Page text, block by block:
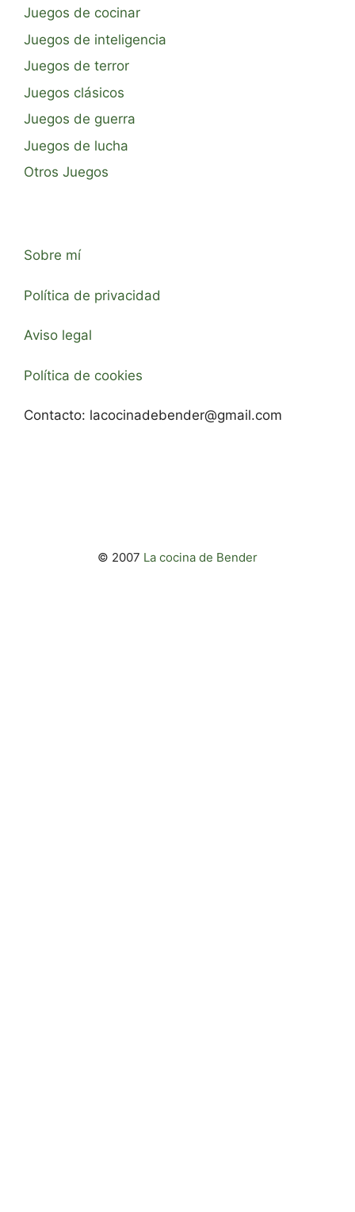
Juegos de cocinar
Juegos de inteligencia
Juegos de terror
Juegos clásicos
Juegos de guerra
Juegos de lucha
Otros Juegos
Sobre mí
Política de privacidad
Aviso legal
Política de cookies
Contacto: lacocinadebender@gmail.com
© 2007 La cocina de Bender